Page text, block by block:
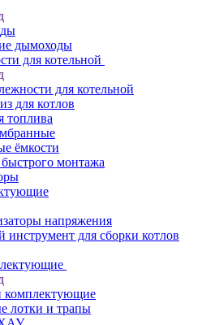
дымоходы
для котельной
для котельной
для котлов
топлива
ёмкости
монтажа
напряжения
инструмент для сборки котлов
комплектующие
лотки и трапы